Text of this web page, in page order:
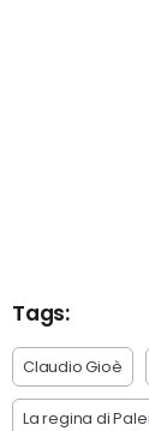
Tags:
Claudio Gioè
La regina di